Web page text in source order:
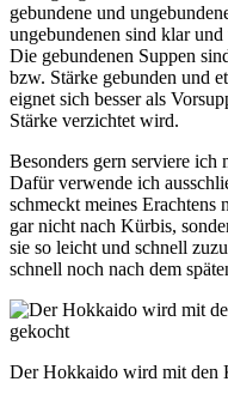
gebundene und
ungebundenen sind klar
Die gebundenen Suppen
bzw. Stärke gebunden und
eignet sich besser als
Stärke verzichtet wird.
Besonders gern serviere
Dafür verwende ich
schmeckt meines Erachtens
gar nicht nach Kürbis,
sie so leicht und schnell
schnell noch nach dem
Der Hokkaido wird mit den